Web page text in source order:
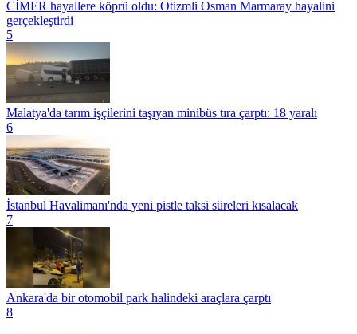
CİMER hayallere köprü oldu: Otizmli Osman Marmaray hayalini
gerçekleştirdi
5
Malatya'da tarım işçilerini taşıyan minibüs tıra çarptı: 18 yaralı
6
İstanbul Havalimanı'nda yeni pistle taksi süreleri kısalacak
7
Ankara'da bir otomobil park halindeki araçlara çarptı
8